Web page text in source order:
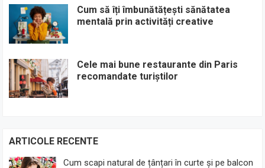
Cum să îți îmbunătățești sănătatea
mentală prin activități creative
Cele mai bune restaurante din Paris
recomandate turiștilor
ARTICOLE RECENTE
Cum scapi natural de țânțari în curte și pe balcon